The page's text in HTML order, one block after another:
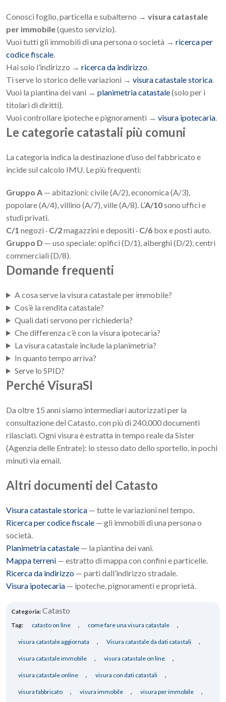
Conosci foglio, particella e subalterno → visura catastale
per immobile(questo servizio).
Vuoi tutti gli immobili di una persona o società → ricerca per
codice fiscale.
Hai solo l’indirizzo → ricerca da indirizzo.
Ti serve lo storico delle variazioni → visura catastale storica.
Vuoi la piantina dei vani → planimetria catastale(solo per i
titolari di diritti).
Vuoi controllare ipoteche e pignoramenti → visura ipotecaria.
Le categorie catastali più comuni
La categoria indica la destinazione d’uso del fabbricato e
incide sul calcolo IMU. Le più frequenti:
Gruppo A — abitazioni: civile (A/2), economica (A/3),
popolare (A/4), villino (A/7), ville (A/8). L’A/10sono uffici e
studi privati.
C/1 negozi · C/2magazzini e depositi · C/6 box e posti auto.
Gruppo D — uso speciale: opifici (D/1), alberghi (D/2), centri
commerciali (D/8).
Domande frequenti
A cosa serve la visura catastale per immobile?
Cos’è la rendita catastale?
Quali dati servono per richiederla?
Che differenza c’è con la visura ipotecaria?
La visura catastale include la planimetria?
In quanto tempo arriva?
Serve lo SPID?
Perché VisuraSI
Da oltre 15 anni siamo intermediari autorizzati per la
consultazione del Catasto, con più di 240.000 documenti
rilasciati. Ogni visura è estratta in tempo reale da Sister
(Agenzia delle Entrate): lo stesso dato dello sportello, in pochi
minuti via email.
Altri documenti del Catasto
Visura catastale storica — tutte le variazioni nel tempo.
Ricerca per codice fiscale — gli immobili di una persona o
società.
Planimetria catastale — la piantina dei vani.
Mappa terreni — estratto di mappa con confini e particelle.
Ricerca da indirizzo — parti dall’indirizzo stradale.
Visura ipotecaria — ipoteche, pignoramenti e proprietà.
Categoria: Catasto
Tag: catasto on line , come fare una visura catastale ,
visura catastale aggiornata , Visura catastale da dati catastali ,
visura catastale immobile , visura catastale on line ,
visura catastale online , visura con dati catastali ,
visura fabbricato , visura immobile , visura per immobile ,